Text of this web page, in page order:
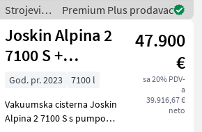
Dreikammerleuchten -
Schie
Strojevi
za
đubrenje,
gnojenje i
navodnjavanje
/ Oehler
Premium Plus prodavac
Joskin Alpina 2
7100 S +
razdjelnik
vučnih papuča
7,5 m
47.900
€
sa 20% PDV-
a
39.916,67 €
neto
God. pr. 2023
7100 l
Vakuumska cisterna Joskin
Alpina 2 7100 S s pumpom